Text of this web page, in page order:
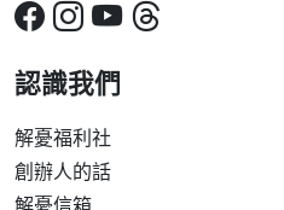
認識我們
解憂福利社
創辦人的話